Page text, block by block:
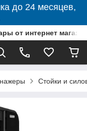
до 24 месяцев,
от интернет
Стойки и